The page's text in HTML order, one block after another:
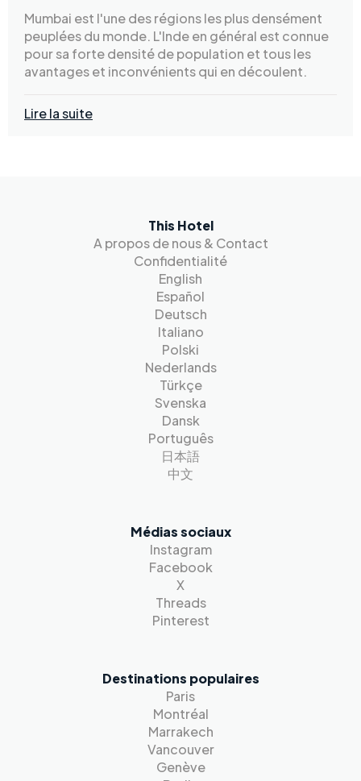
Mumbai est l'une des régions les plus densément
peuplées du monde. L'Inde en général est connue
pour sa forte densité de population et tous les
avantages et inconvénients qui en découlent.
Lire la suite
This Hotel
A propos de nous & Contact
Confidentialité
English
Español
Deutsch
Italiano
Polski
Nederlands
Türkçe
Svenska
Dansk
Português
日本語
中文
Médias sociaux
Instagram
Facebook
X
Threads
Pinterest
Destinations populaires
Paris
Montréal
Marrakech
Vancouver
Genève